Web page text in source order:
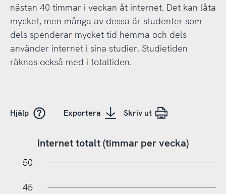
nästan 40 timmar i veckan åt internet. Det kan låta
mycket, men många av dessa är studenter som
dels spenderar mycket tid hemma och dels
använder internet i sina studier. Studietiden
räknas också med i totaltiden.
Hjälp Exportera Skriv ut
Internet totalt (timmar per vecka)
50
45